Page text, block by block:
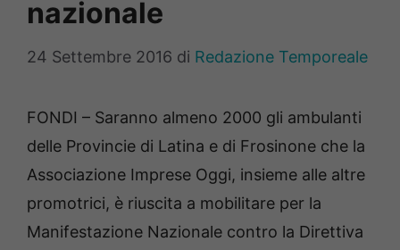
nazionale
24 Settembre 2016 di Redazione Temporeale
FONDI – Saranno almeno 2000 gli ambulanti
delle Provincie di Latina e di Frosinone che la
Associazione Imprese Oggi, insieme alle altre
promotrici, è riuscita a mobilitare per la
Manifestazione Nazionale contro la Direttiva